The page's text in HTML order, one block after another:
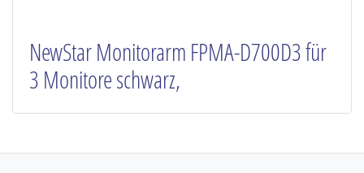
NewStar Monitorarm FPMA-D700D3 für
3 Monitore schwarz,